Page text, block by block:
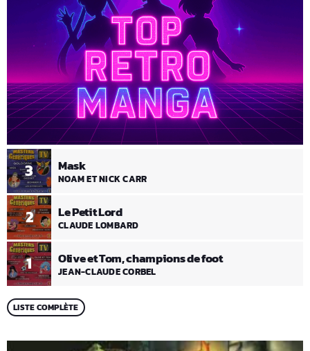
1 Olive et Tom, champions de foot
JEAN-CLAUDE CORBEL
2 Le Petit Lord
CLAUDE LOMBARD
3 Mask
NOAM ET NICK CARR
LISTE COMPLÈTE